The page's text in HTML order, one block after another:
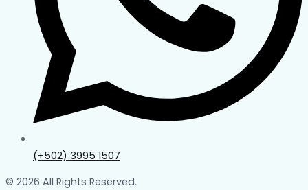
(+502) 3995 1507
© 2026 All Rights Reserved.